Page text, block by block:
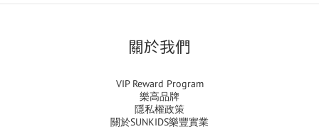
關於我們
VIP Reward Program
樂高品牌
隱私權政策
關於SUNKIDS樂豐實業